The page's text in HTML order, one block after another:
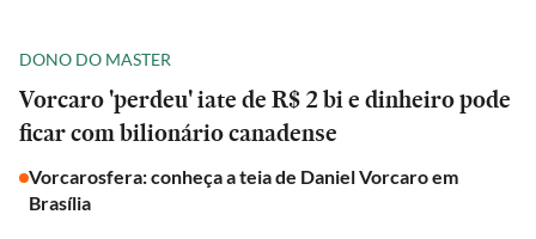
DONO DO MASTER
Vorcaro 'perdeu' iate de R$ 2 bi e dinheiro pode
ficar com bilionário canadense
Vorcarosfera: conheça a teia de Daniel Vorcaro em
Brasília